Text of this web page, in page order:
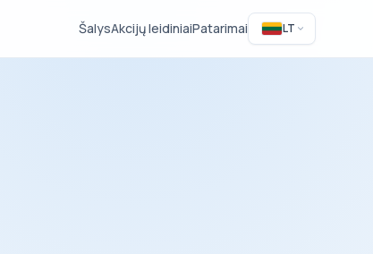
ŠalysAkcijų leidiniaiPatarimai LT